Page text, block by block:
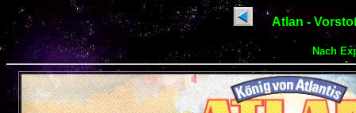
Atlan -
Nach